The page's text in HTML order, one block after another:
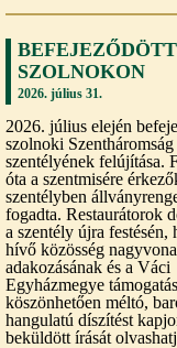
SZOLNOKON
2026. július 31.
2026. július elején
szolnoki
szentélyének felújítása.
óta a szentmisére
szentélyben
fogadta. Restaurátorok
a szentély újra festésén,
hívő közösség
adakozásának és a Váci
Egyházmegye
köszönhetően méltó,
hangulatú díszítést
beküldött írását